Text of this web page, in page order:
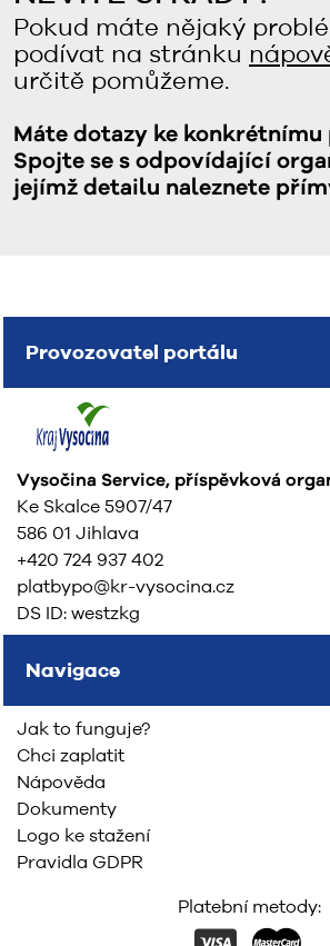
Pokud máte nějaký
podívat na stránku
určitě pomůžeme.
Máte dotazy ke
Spojte se s odpovídající
jejímž detailu naleznete
Provozovatel portálu
Vysočina Service, příspěvková
Ke Skalce 5907/47
586 01 Jihlava
+420 724 937 402
platbypo@kr-vysocina.cz
DS ID: westzkg
Navigace
Jak to funguje?
Chci zaplatit
Nápověda
Dokumenty
Logo ke stažení
Pravidla GDPR
Platební metody: